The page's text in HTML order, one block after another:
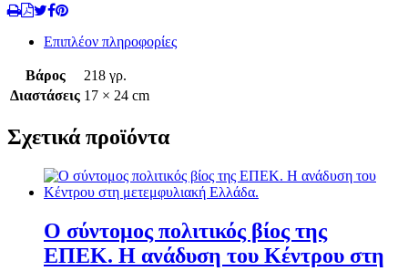
Επιπλέον πληροφορίες
Βάρος
218 γρ.
Διαστάσεις 17 × 24 cm
Σχετικά προϊόντα
Ο σύντομος πολιτικός βίος της
ΕΠΕΚ. Η ανάδυση του Κέντρου στη